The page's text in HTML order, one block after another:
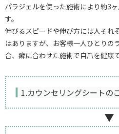
パラジェルを使った施術により約3
す。
伸びるスピードや伸び方には人それ
はありますが、お客様一人ひとりの
合、癖に合わせた施術で自爪を健康
1.カウンセリングシートの
▼